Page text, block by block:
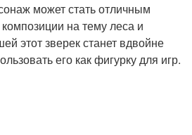
может стать отличным
на тему леса и
этот зверек станет вдвойне
его как фигурку для игр.